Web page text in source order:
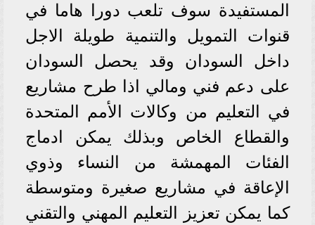
المستفيدة سوف تلعب دورا هاما في
قنوات التمويل والتنمية طويلة الاجل
داخل السودان وقد يحصل السودان
على دعم فني ومالي اذا طرح مشاريع
في التعليم من وكالات الأمم المتحدة
والقطاع الخاص وبذلك يمكن ادماج
الفئات المهمشة من النساء وذوي
الإعاقة في مشاريع صغيرة ومتوسطة
كما يمكن تعزيز التعليم المهني والتقني